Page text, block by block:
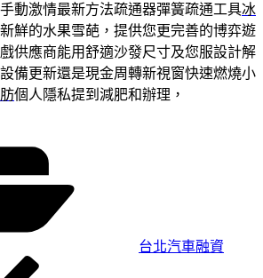
動激情最新方法疏通器彈簧疏通工具冰
鮮的水果雪葩，提供您更完善的博弈遊
供應商能用舒適沙發尺寸及您服設計解
設備更新還是現金周轉新視窗快速燃燒小
個人隱私提到減肥和辦理，
台北汽車融資